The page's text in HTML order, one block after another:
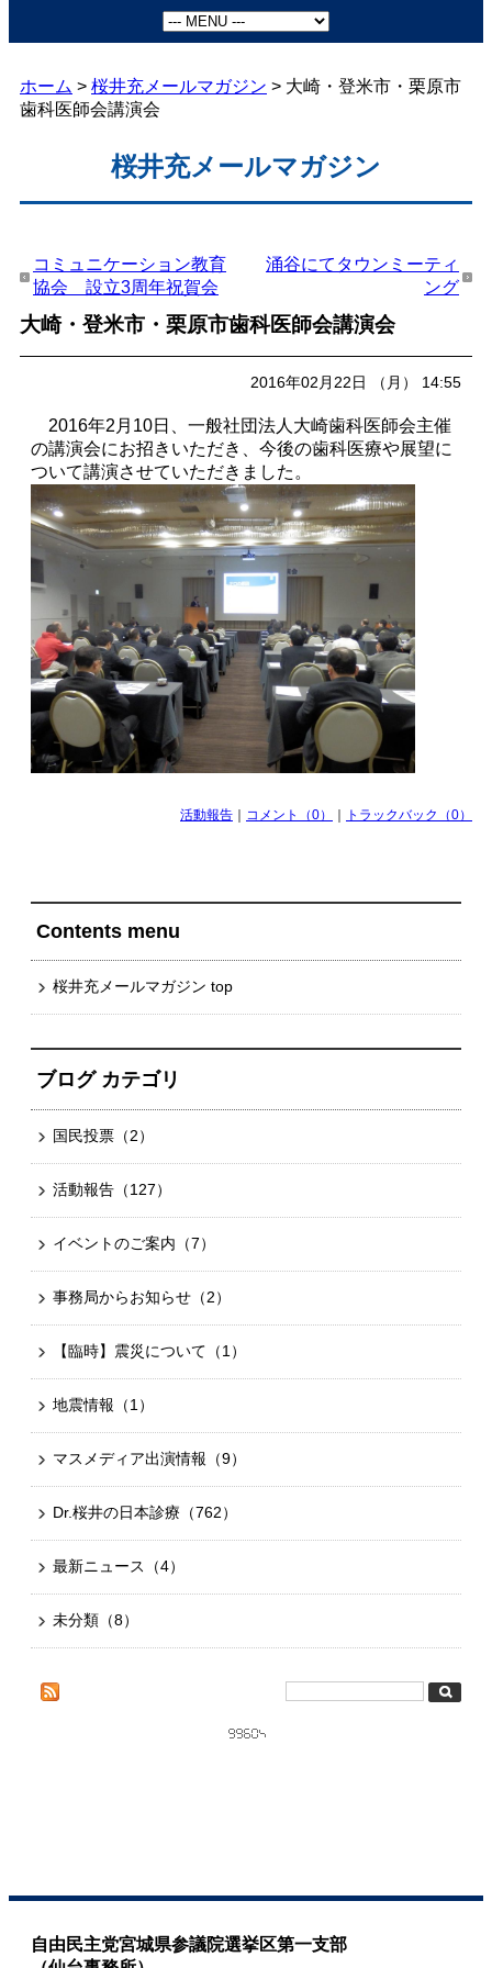
ホーム > 桜井充メールマガジン > 大崎・登米市・栗原市
歯科医師会講演会
桜井充メールマガジン
コミュニケーション教育
協会 設立3周年祝賀会
涌谷にてタウンミーティ
ング
大崎・登米市・栗原市歯科医師会講演会
2016年02月22日 （月） 14:55
2016年2月10日、一般社団法人大崎歯科医師会主催
の講演会にお招きいただき、今後の歯科医療や展望に
ついて講演させていただきました。
活動報告 コメント（0） トラックバック（0）
Contents menu
桜井充メールマガジン top
ブログ カテゴリ
国民投票 （2）
活動報告 （127）
イベントのご案内 （7）
事務局からお知らせ （2）
【臨時】震災について （1）
地震情報 （1）
マスメディア出演情報 （9）
Dr.桜井の日本診療 （762）
最新ニュース （4）
未分類 （8）
自由民主党宮城県参議院選挙区第一支部